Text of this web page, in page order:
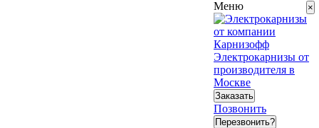
Меню
Электрокарнизы от
производителя в
Москве
Заказать
Позвонить
Перезвонить?
×